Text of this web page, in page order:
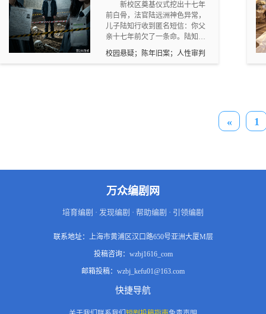
隐形庄家。他知道的东西远超一
个商业对手应有的范围，见她之
前早已泡好她喜欢的茶。他不像
敌人，但也不开口解释。前调查
记者陈默因一篇指向顾北川的稿
新校区奠基仪式挖出十七年
前白骨，法官陆远洲神色异常，
儿子陆知行收到匿名短信：你父
亲十七年前欠了一条命。陆知行
循着线索追查 2007 年新城三中
女生林小霜失踪案，发现父亲、
雪，完成一场迟到十七年的青春
与正义审判。
校园悬疑；陈年旧案；人性审判
« 1
万众编剧网
培育编剧 · 发现编剧 · 帮助编剧 · 引领编剧
联系地址： 上海市黄浦区汉口路650号亚洲大厦M层
投稿咨询： wzbj1616_com
邮箱投稿： wzbj_kefu01@163.com
快捷导航